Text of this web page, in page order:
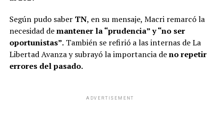
Según pudo saber TN, en su mensaje, Macri remarcó la
necesidad demantener la “prudencia” y “no ser
oportunistas”.También se refirió a las internas de La
Libertad Avanza y subrayó la importancia deno repetir
errores del pasado.
ADVERTISEMENT